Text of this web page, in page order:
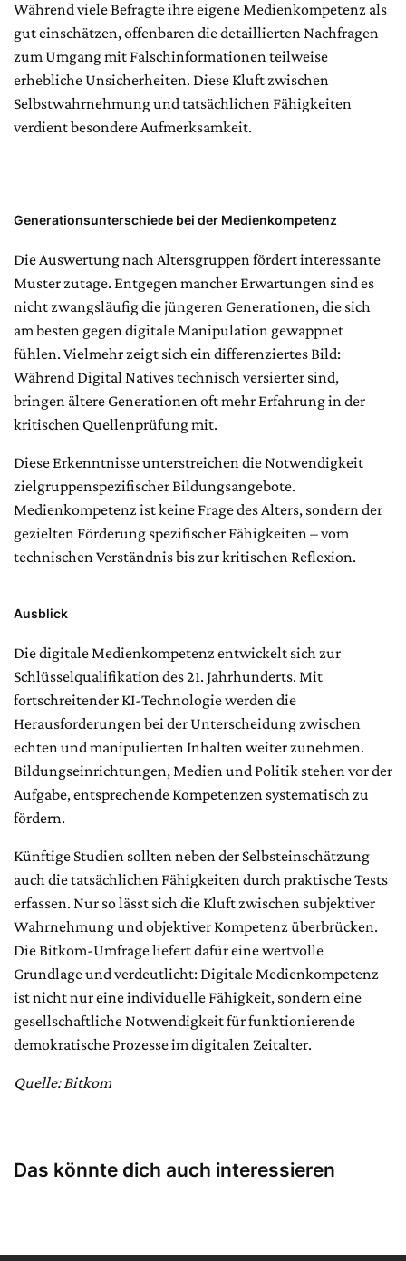
Während viele Befragte ihre eigene Medienkompetenz als
gut einschätzen, offenbaren die detaillierten Nachfragen
zum Umgang mit Falschinformationen teilweise
erhebliche Unsicherheiten. Diese Kluft zwischen
Selbstwahrnehmung und tatsächlichen Fähigkeiten
verdient besondere Aufmerksamkeit.
Generationsunterschiede bei der Medienkompetenz
Die Auswertung nach Altersgruppen fördert interessante
Muster zutage. Entgegen mancher Erwartungen sind es
nicht zwangsläufig die jüngeren Generationen, die sich
am besten gegen digitale Manipulation gewappnet
fühlen. Vielmehr zeigt sich ein differenziertes Bild:
Während Digital Natives technisch versierter sind,
bringen ältere Generationen oft mehr Erfahrung in der
kritischen Quellenprüfung mit.
Diese Erkenntnisse unterstreichen die Notwendigkeit
zielgruppenspezifischer Bildungsangebote.
Medienkompetenz ist keine Frage des Alters, sondern der
gezielten Förderung spezifischer Fähigkeiten – vom
technischen Verständnis bis zur kritischen Reflexion.
Ausblick
Die digitale Medienkompetenz entwickelt sich zur
Schlüsselqualifikation des 21. Jahrhunderts. Mit
fortschreitender KI-Technologie werden die
Herausforderungen bei der Unterscheidung zwischen
echten und manipulierten Inhalten weiter zunehmen.
Bildungseinrichtungen, Medien und Politik stehen vor der
Aufgabe, entsprechende Kompetenzen systematisch zu
fördern.
Künftige Studien sollten neben der Selbsteinschätzung
auch die tatsächlichen Fähigkeiten durch praktische Tests
erfassen. Nur so lässt sich die Kluft zwischen subjektiver
Wahrnehmung und objektiver Kompetenz überbrücken.
Die Bitkom-Umfrage liefert dafür eine wertvolle
Grundlage und verdeutlicht: Digitale Medienkompetenz
ist nicht nur eine individuelle Fähigkeit, sondern eine
gesellschaftliche Notwendigkeit für funktionierende
demokratische Prozesse im digitalen Zeitalter.
Quelle: Bitkom
Das könnte dich auch interessieren